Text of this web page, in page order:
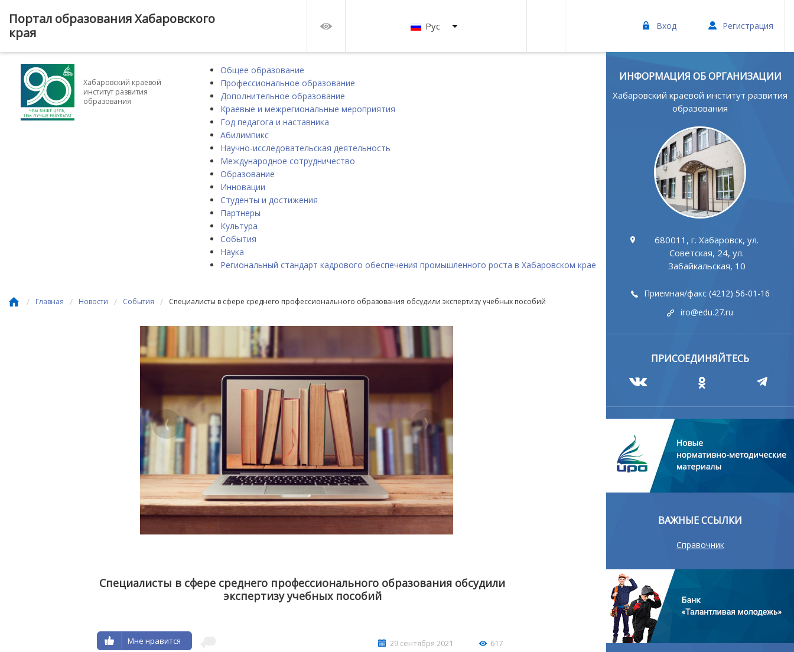
Портал образования Хабаровского
края
Рус Вход Регистрация
ИНФОРМАЦИЯ ОБ ОРГАНИЗАЦИИ
Хабаровский краевой институт развития
образования
680011, г. Хабаровск, ул.
Советская, 24, ул.
Забайкальская, 10
Приемная/факс (4212) 56-01-16
iro@edu.27.ru
ПРИСОЕДИНЯЙТЕСЬ
ВАЖНЫЕ ССЫЛКИ
Справочник
Хабаровский краевой
институт развития
образования
Общее образование
Профессиональное образование
Дополнительное образование
Краевые и межрегиональные мероприятия
Год педагога и наставника
Абилимпикс
Научно-исследовательская деятельность
Международное сотрудничество
Образование
Инновации
Студенты и достижения
Партнеры
Культура
События
Наука
Региональный стандарт кадрового обеспечения промышленного роста в Хабаровском крае
/ Главная / Новости / События / Специалисты в сфере среднего профессионального образования обсудили экспертизу учебных пособий
Специалисты в сфере среднего профессионального образования обсудили
экспертизу учебных пособий
Мне нравится 29 сентября 2021 617